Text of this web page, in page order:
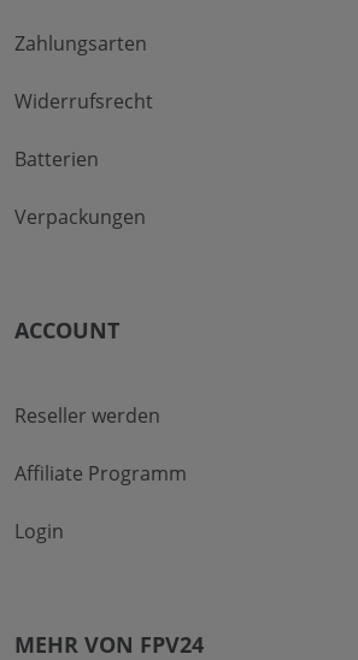
Zahlungsarten
Widerrufsrecht
Batterien
Verpackungen
ACCOUNT
Reseller werden
Affiliate Programm
Login
MEHR VON FPV24